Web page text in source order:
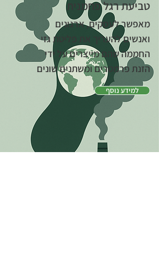
טביעת רגל פחמנית
מאפשר לעסקים, ארגונים
ואנשים להעריך את פליטת גזי
החממה שהם מייצרים על ידי
הזנת פרמטרים ומשתנים שונים
למידע נוסף